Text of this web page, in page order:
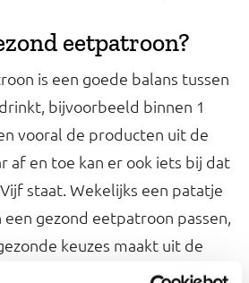
eetpatroon?
is een goede balans tussen
bijvoorbeeld binnen 1
vooral de producten uit de
af en toe kan er ook iets bij dat
staat. Wekelijks een patatje
gezond eetpatroon passen,
keuzes maakt uit de